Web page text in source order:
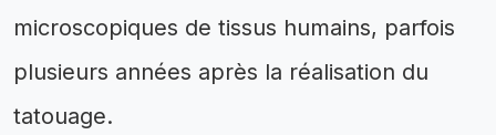
microscopiques de tissus humains, parfois
plusieurs années après la réalisation du
tatouage.